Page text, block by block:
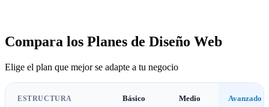
Compara los Planes de Diseño Web
Elige el plan que mejor se adapte a tu negocio
ESTRUCTURA Básico Medio Avanzado